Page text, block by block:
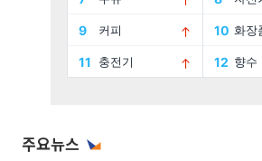
주요뉴스